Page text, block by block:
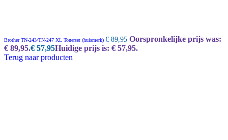
Brother TN-243/TN-247 XL Tonerset (huismerk) €89,95 Oorspronkelijke prijs was:
€ 89,95.€ 57,95Huidige prijs is: € 57,95.
Terug naar producten